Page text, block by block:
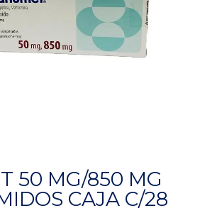
50 MG/850 MG
CAJA C/28